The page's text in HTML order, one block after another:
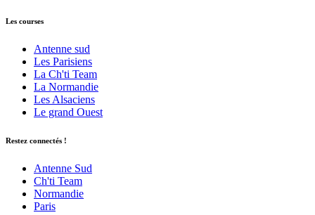
Les courses
Antenne sud
Les Parisiens
La Ch'ti Team
La Normandie
Les Alsaciens
Le grand Ouest
Restez connectés !
Antenne Sud
Ch'ti Team
Normandie
Paris